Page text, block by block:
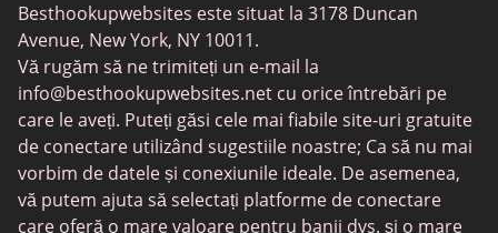
Together2Night
MyLOL
Swingtowns
Instabang
Besthookupwebsites este situat la 3178 Duncan
Avenue, New York, NY 10011.
Vă rugăm să ne trimiteți un e-mail la
info@besthookupwebsites.net cu orice întrebări pe
care le aveți. Puteți găsi cele mai fiabile site-uri gratuite
de conectare utilizând sugestiile noastre; Ca să nu mai
vorbim de datele și conexiunile ideale. De asemenea,
vă putem ajuta să selectați platforme de conectare
care oferă o mare valoare pentru banii dvs. și o mare